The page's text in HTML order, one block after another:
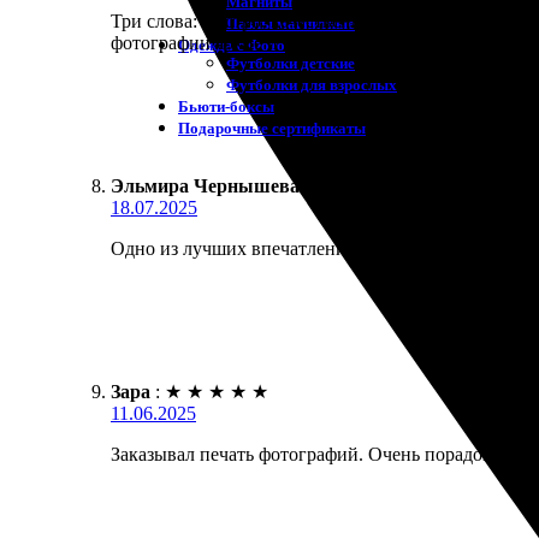
Пазлы магнитные
Одежда с Фото
Футболки детские
Футболки для взрослых
Бьюти-боксы
Подарочные сертификаты
Три слова: быстро, качественно, удобно.
фотографии яркие и четкие. Приятно удивила
Эльмира Чернышева
18.07.2025
Одно из лучших впечатлений от печати
Зара : ★ ★ ★ ★ ★
11.06.2025
Заказывал печать фотографий. Очень порадовало